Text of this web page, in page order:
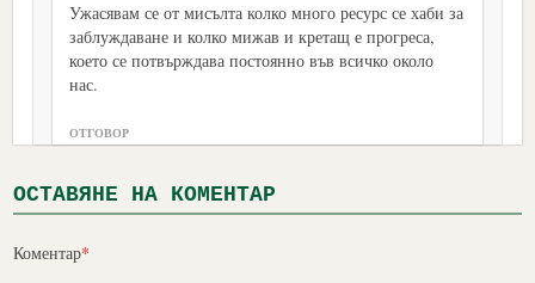
Ужасявам се от мисълта колко много ресурс се хаби за
заблуждаване и колко мижав и кретащ е прогреса,
което се потвърждава постоянно във всичко около
нас.
ОТГОВОР
ОСТАВЯНЕ НА КОМЕНТАР
Коментар*